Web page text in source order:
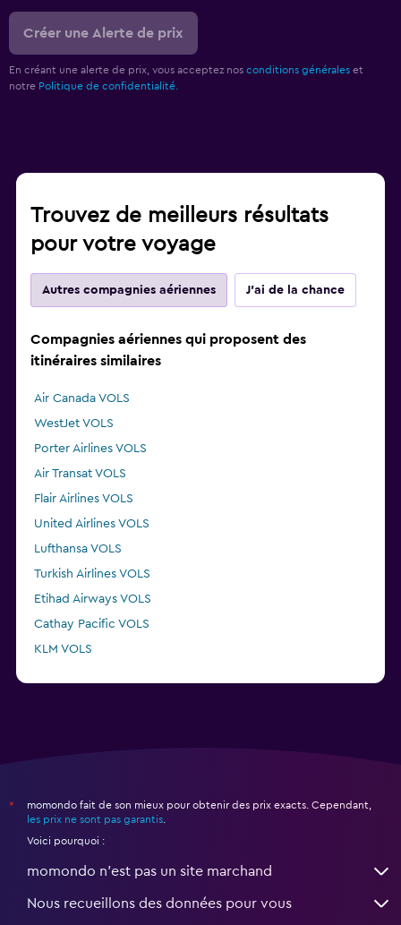
Créer une Alerte de prix
En créant une alerte de prix, vous acceptez nos conditions générales et
notre Politique de confidentialité.
Trouvez de meilleurs résultats
pour votre voyage
Autres compagnies aériennes J'ai de la chance
Compagnies aériennes qui proposent des
itinéraires similaires
Air Canada VOLS
WestJet VOLS
Porter Airlines VOLS
Air Transat VOLS
Flair Airlines VOLS
United Airlines VOLS
Lufthansa VOLS
Turkish Airlines VOLS
Etihad Airways VOLS
Cathay Pacific VOLS
KLM VOLS
*
momondo fait de son mieux pour obtenir des prix exacts. Cependant,
les prix ne sont pas garantis
Voici pourquoi :
momondo n'est pas un site marchand
Nous recueillons des données pour vous